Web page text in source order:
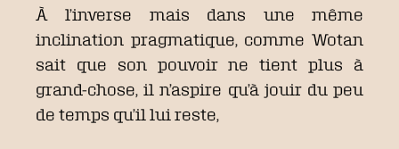
À l’inverse mais dans une même
inclination pragmatique, comme Wotan
sait que son pouvoir ne tient plus à
grand-chose, il n’aspire qu’à jouir du peu
de temps qu’il lui reste,